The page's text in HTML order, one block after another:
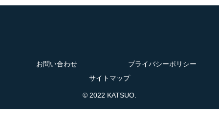
お問い合わせ
プライバシーポリシー
サイトマップ
© 2022 KATSUO.